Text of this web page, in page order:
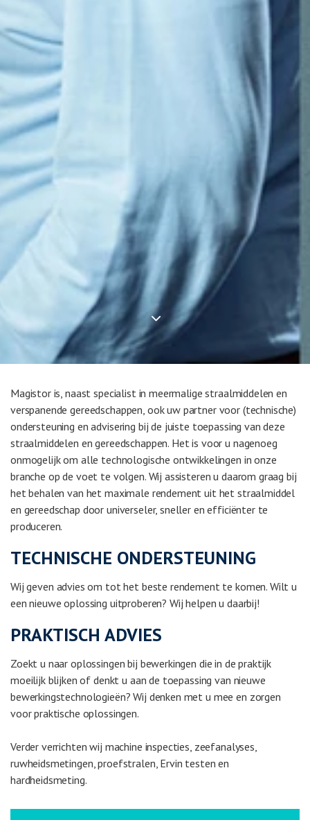
Magistor is, naast specialist in meermalige straalmiddelen en
verspanende gereedschappen, ook uw partner voor (technische)
ondersteuning en advisering bij de juiste toepassing van deze
straalmiddelen en gereedschappen. Het is voor u nagenoeg
onmogelijk om alle technologische ontwikkelingen in onze
branche op de voet te volgen. Wij assisteren u daarom graag bij
het behalen van het maximale rendement uit het straalmiddel
en gereedschap door universeler, sneller en efficiënter te
produceren.
TECHNISCHE ONDERSTEUNING
Wij geven advies om tot het beste rendement te komen. Wilt u
een nieuwe oplossing uitproberen? Wij helpen u daarbij!
PRAKTISCH ADVIES
Zoekt u naar oplossingen bij bewerkingen die in de praktijk
moeilijk blijken of denkt u aan de toepassing van nieuwe
bewerkingstechnologieën? Wij denken met u mee en zorgen
voor praktische oplossingen.
Verder verrichten wij machine inspecties, zeefanalyses,
ruwheidsmetingen, proefstralen, Ervin testen en
hardheidsmeting.